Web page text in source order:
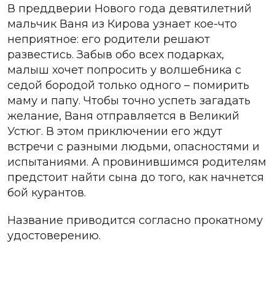
В преддверии Нового года девятилетний
мальчик Ваня из Кирова узнает кое-что
неприятное: его родители решают
развестись. Забыв обо всех подарках,
малыш хочет попросить у волшебника с
седой бородой только одного – помирить
маму и папу. Чтобы точно успеть загадать
желание, Ваня отправляется в Великий
Устюг. В этом приключении его ждут
встречи с разными людьми, опасностями и
испытаниями. А провинившимся родителям
предстоит найти сына до того, как начнется
бой курантов.
Название приводится согласно прокатному
удостоверению.